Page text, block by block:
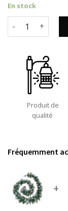
En stock
quantité de
Produit de
qualité
Fréquemment
+